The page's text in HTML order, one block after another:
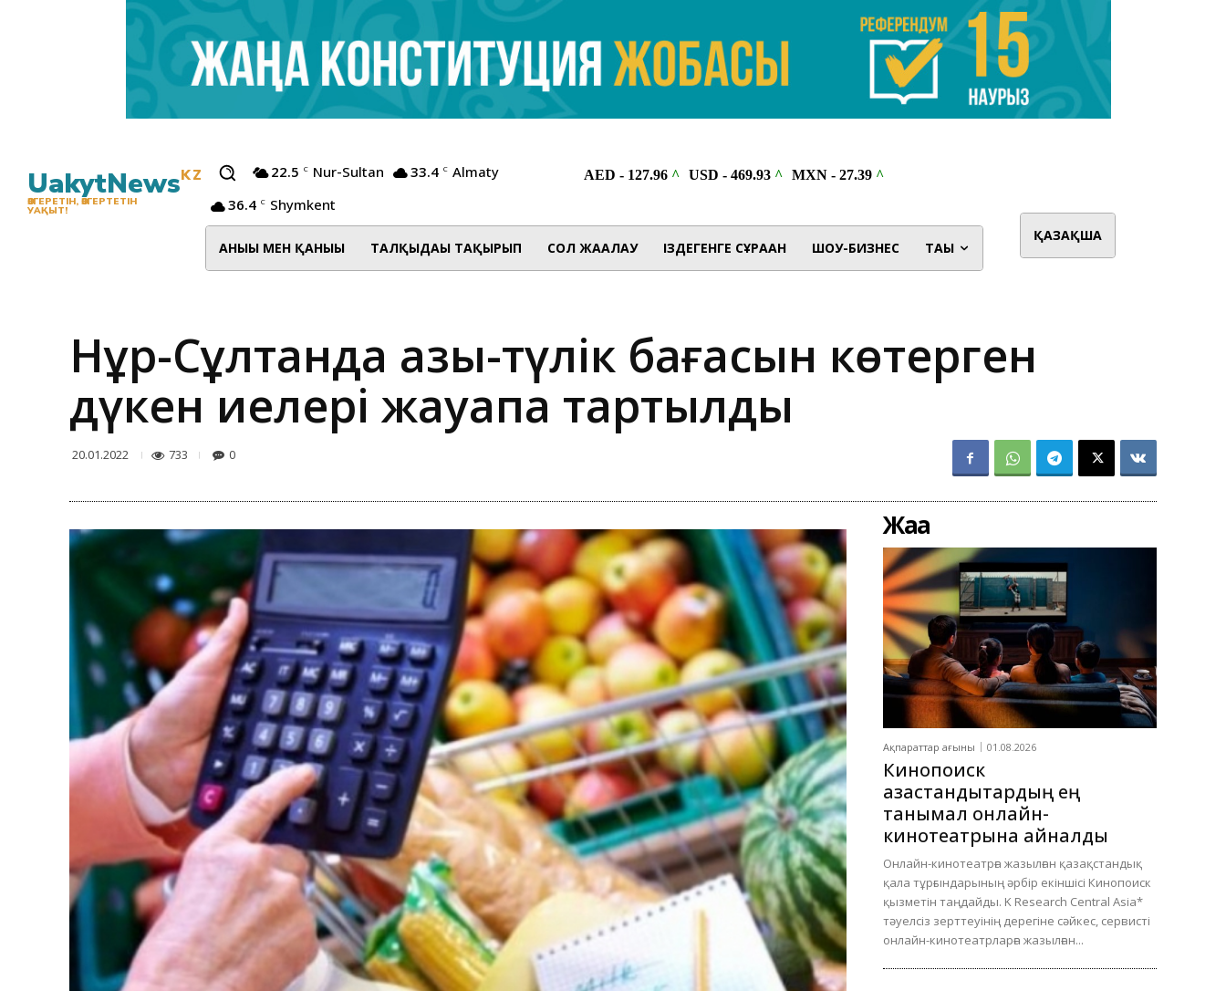
UakytNewsKZ
ӨЗГЕРЕТІН, ӨЗГЕРТЕТІН
УАҚЫТ!
22.5 C Nur-Sultan 33.4 C Almaty
36.4 C Shymkent
АНЫҒЫ МЕН ҚАНЫҒЫ ТАЛҚЫДАҒЫ ТАҚЫРЫП СОЛ ЖАҒАЛАУ ІЗДЕГЕНГЕ СҰРАҒАН ШОУ-БИЗНЕС ТАҒЫ
ҚАЗАҚША
Нұр-Сұлтанда азық-түлік бағасын көтерген
дүкен иелері жауапқа тартылды
20.01.2022 733 0
Жаңа
Ақпараттар ағыны 01.08.2026
Кинопоиск
қазақстандықтардың ең
танымал онлайн-
кинотеатрына айналды
Онлайн-кинотеатрға жазылған қазақстандық
қала тұрғындарының әрбір екіншісі Кинопоиск
қызметін таңдайды. K Research Central Asia*
тәуелсіз зерттеуінің дерегіне сәйкес, сервисті
онлайн-кинотеатрларға жазылған...